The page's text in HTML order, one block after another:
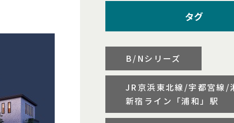
タグ
B/Nシリーズ
JR京浜東北線/宇都宮線/
新宿ライン「浦和」駅